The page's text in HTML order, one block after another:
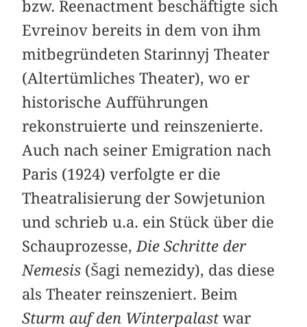
bzw. Reenactment beschäftigte sich
Evreinov bereits in dem von ihm
mitbegründeten Starinnyj Theater
(Altertümliches Theater), wo er
historische Aufführungen
rekonstruierte und reinszenierte.
Auch nach seiner Emigration nach
Paris (1924) verfolgte er die
Theatralisierung der Sowjetunion
und schrieb u.a. ein Stück über die
Schauprozesse, Die Schritte der
Nemesis (Šagi nemezidy), das diese
als Theater reinszeniert. Beim
Sturm auf den Winterpalastwar